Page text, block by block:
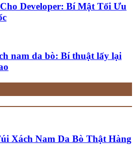
Developer: Bí Mật Tối Ưu
nam da bò: Bí thuật lấy lại
Xách Nam Da Bò Thật Hàng